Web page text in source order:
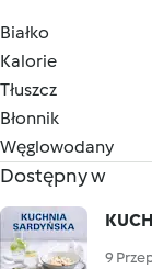
Białko
Kalorie
Tłuszcz
Błonnik
Węglowodany
Dostępny w
9